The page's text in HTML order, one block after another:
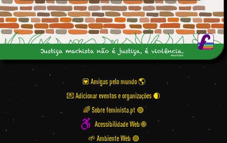
💟 Amigas pelo mundo
💌 Adicionar eventos e organizações
🌈 Sobre feminista.pt 🟣
Acessibilidade Web 🌐
🌱 Ambiente Web 🟢